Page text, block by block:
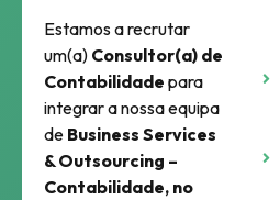
Estamos a recrutar
um(a) Consultor(a) de
Contabilidade para
integrar a nossa equipa
de Business Services
& Outsourcing –
Contabilidade, no